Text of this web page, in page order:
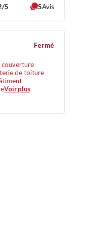
5 5Avis
couverture
de toiture
Voir plus
Fermé